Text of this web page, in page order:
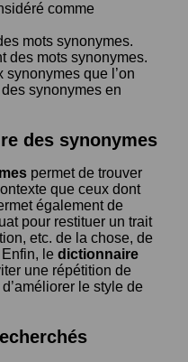
comme
mots synonymes.
des mots synonymes.
synonymes que l’on
synonymes en
des synonymes
permet de trouver
que ceux dont
également de
pour restituer un trait
etc. de la chose, de
le dictionnaire
une répétition de
le style de